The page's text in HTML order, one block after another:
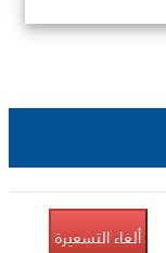
ألغاء التسعيرة